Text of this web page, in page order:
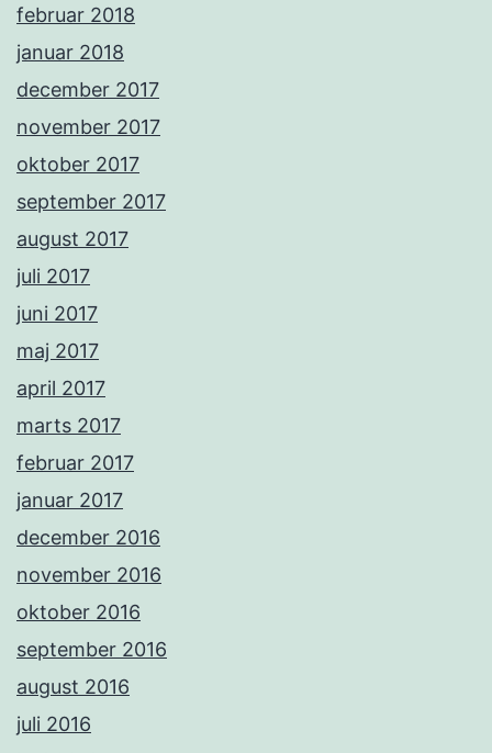
februar 2018
januar 2018
december 2017
november 2017
oktober 2017
september 2017
august 2017
juli 2017
juni 2017
maj 2017
april 2017
marts 2017
februar 2017
januar 2017
december 2016
november 2016
oktober 2016
september 2016
august 2016
juli 2016